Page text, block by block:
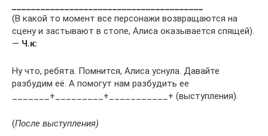
(В какой то момент все персонажи возвращаются на
сцену и застывают в стопе, Алиса оказывается спящей).
— Ч.к:
Ну что, ребята. Помнится, Алиса уснула. Давайте
разбудим её. А помогут нам разбудить ее
_______+_________+___________+ (выступления).
(После выступления)